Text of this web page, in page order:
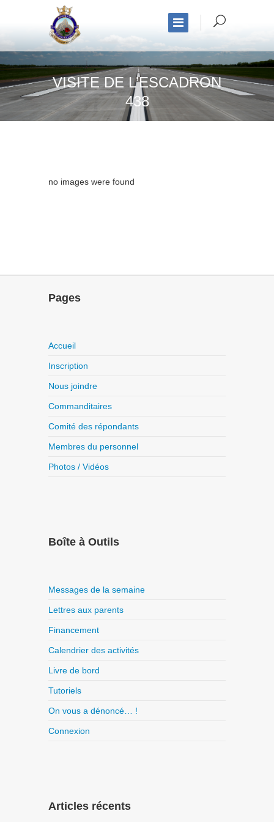
VISITE DE L’ESCADRON
438
no images were found
Pages
Accueil
Inscription
Nous joindre
Commanditaires
Comité des répondants
Membres du personnel
Photos / Vidéos
Boîte à Outils
Messages de la semaine
Lettres aux parents
Financement
Calendrier des activités
Livre de bord
Tutoriels
On vous a dénoncé… !
Connexion
Articles récents